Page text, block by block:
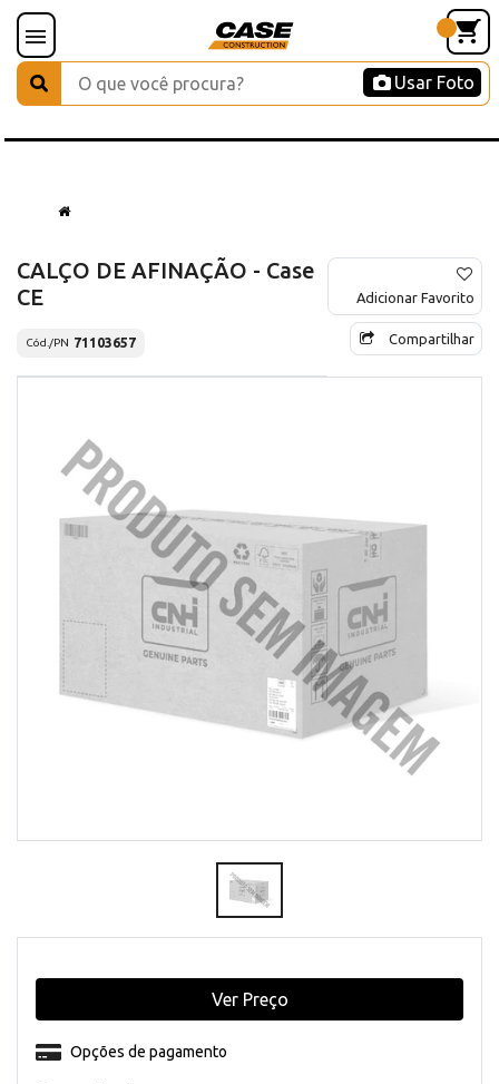
Usar Foto
CALÇO DE AFINAÇÃO - Case
CE
Cód./PN 71103657
Adicionar Favorito
Compartilhar
Opções de pagamento
Ver Preço